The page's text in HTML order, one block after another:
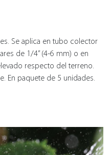
Se aplica en tubo colector
de 1/4” (4-6 mm) o en
respecto del terreno.
En paquete de 5 unidades.